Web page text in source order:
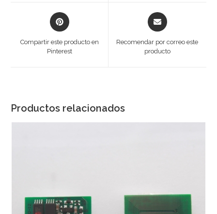
Opens
in
new
Compartir este producto en
Pinterest
Opens
in
new
Recomendar por correo este
producto
Productos relacionados